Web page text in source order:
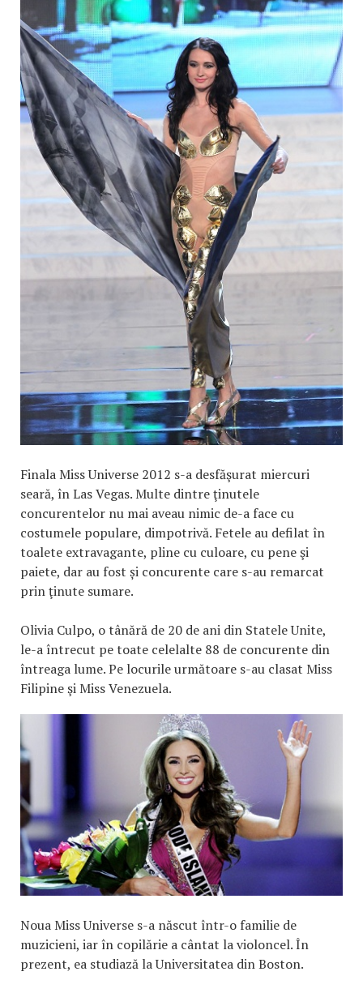
Finala Miss Universe 2012 s-a desfăşurat miercuri
seară, în Las Vegas. Multe dintre ţinutele
concurentelor nu mai aveau nimic de-a face cu
costumele populare, dimpotrivă. Fetele au defilat în
toalete extravagante, pline cu culoare, cu pene şi
paiete, dar au fost și concurente care s-au remarcat
prin ţinute sumare.
Olivia Culpo, o tânără de 20 de ani din Statele Unite,
le-a întrecut pe toate celelalte 88 de concurente din
întreaga lume. Pe locurile următoare s-au clasat Miss
Filipine şi Miss Venezuela.
Noua Miss Universe s-a născut într-o familie de
muzicieni, iar în copilărie a cântat la violoncel. În
prezent, ea studiază la Universitatea din Boston.